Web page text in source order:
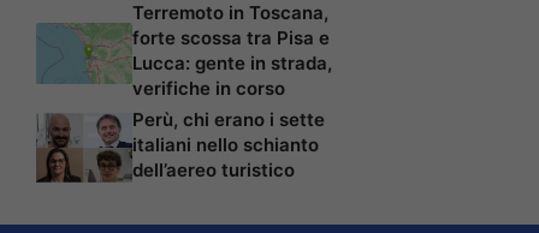
Terremoto in Toscana,
forte scossa tra Pisa e
Lucca: gente in strada,
verifiche in corso
Perù, chi erano i sette
italiani nello schianto
dell’aereo turistico